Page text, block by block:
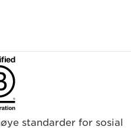
standarder for sosial